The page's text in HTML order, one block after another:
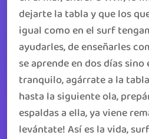
dejarte la tabla y que los
igual como en el surf
ayudarles, de enseñarles
se aprende en dos días sino
tranquilo, agárrate a la
hasta la siguiente ola,
espaldas a ella, ya viene
levántate! Así es la vida,